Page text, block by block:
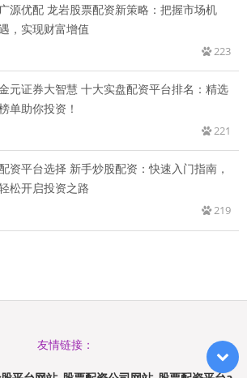
广源优配 龙岩股票配资新策略：把握市场机
，实现财富增值
223
元证券大智慧 十大实盘配资平台排名：精选
单助你投资！
221
资平台选择 新手炒股配资：快速入门指南，
松开启投资之路
219
友情链接：